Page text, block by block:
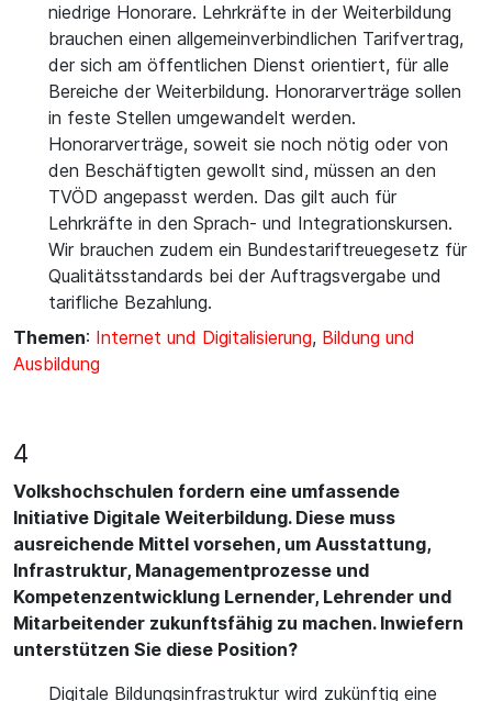
niedrige Honorare. Lehrkräfte in der Weiterbildung
brauchen einen allgemeinverbindlichen Tarifvertrag,
der sich am öffentlichen Dienst orientiert, für alle
Bereiche der Weiterbildung. Honorarverträge sollen
in feste Stellen umgewandelt werden.
Honorarverträge, soweit sie noch nötig oder von
den Beschäftigten gewollt sind, müssen an den
TVÖD angepasst werden. Das gilt auch für
Lehrkräfte in den Sprach- und Integrationskursen.
Wir brauchen zudem ein Bundestariftreuegesetz für
Qualitätsstandards bei der Auftragsvergabe und
tarifliche Bezahlung.
Themen: Internet und Digitalisierung, Bildung und
Ausbildung
4
Volkshochschulen fordern eine umfassende
Initiative Digitale Weiterbildung. Diese muss
ausreichende Mittel vorsehen, um Ausstattung,
Infrastruktur, Managementprozesse und
Kompetenzentwicklung Lernender, Lehrender und
Mitarbeitender zukunftsfähig zu machen. Inwiefern
unterstützen Sie diese Position?
Digitale Bildungsinfrastruktur wird zukünftig eine